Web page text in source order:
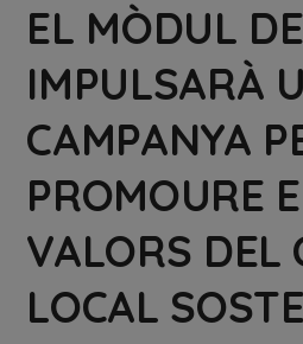
EL MÒDUL
IMPULSARÀ
CAMPANYA
PROMOURE
VALORS DEL
LOCAL